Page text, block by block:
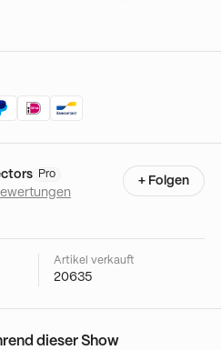
up Bonus : Carte Promo
paquets !!! Autographes !
Hits ! Faites vous plaisir !
Pro
+ Folgen
Artikel verkauft
20635
dieser Show